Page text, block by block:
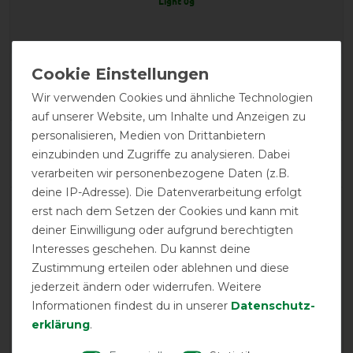
Product Reviews
10
Product Rating
4.9/5
product experience
calculated from 10 customer reviews
Positive
100%
Neutral
Wir verwenden Cookies und ähnliche Technologien
auf unserer Website, um Inhalte und Anzeigen zu
personalisieren, Medien von Drittanbietern
einzubinden und Zugriffe zu analysieren. Dabei
verarbeiten wir personenbezogene Daten (z.B.
deine IP-Adresse). Die Datenverarbeitung erfolgt
erst nach dem Setzen der Cookies und kann mit
deiner Einwilligung oder aufgrund berechtigten
Interesses geschehen. Du kannst deine
Zustimmung erteilen oder ablehnen und diese
jederzeit ändern oder widerrufen. Weitere
Informationen findest du in unserer Daten­schutz­
erklärung.